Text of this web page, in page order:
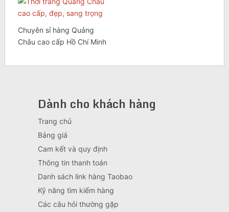
Chuyên sỉ hàng Quảng
Châu cao cấp Hồ Chí Minh
Dành cho khách hàng
Trang chủ
Bảng giá
Cam kết và quy định
Thông tin thanh toán
Danh sách link hàng Taobao
Kỹ năng tìm kiếm hàng
Các câu hỏi thường gặp